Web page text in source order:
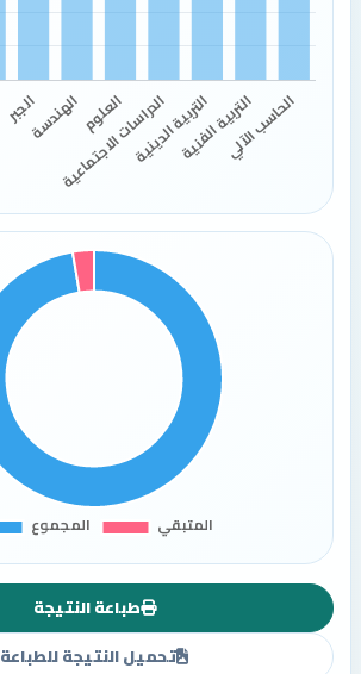
طباعة النتيجة
تحميل النتيجة للطباعة